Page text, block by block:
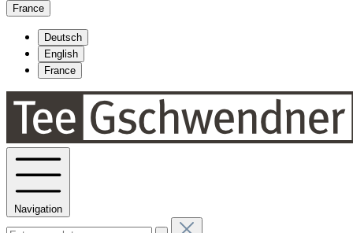
France
Deutsch
English
France
Navigation